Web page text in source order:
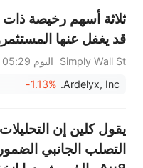
ثلاثة أسهم رخيصة ذات
قد يغفل عنها
Simply Wall St
اليوم 05:29
Ardelyx, Inc.
-1.13%
يقول كلين إن